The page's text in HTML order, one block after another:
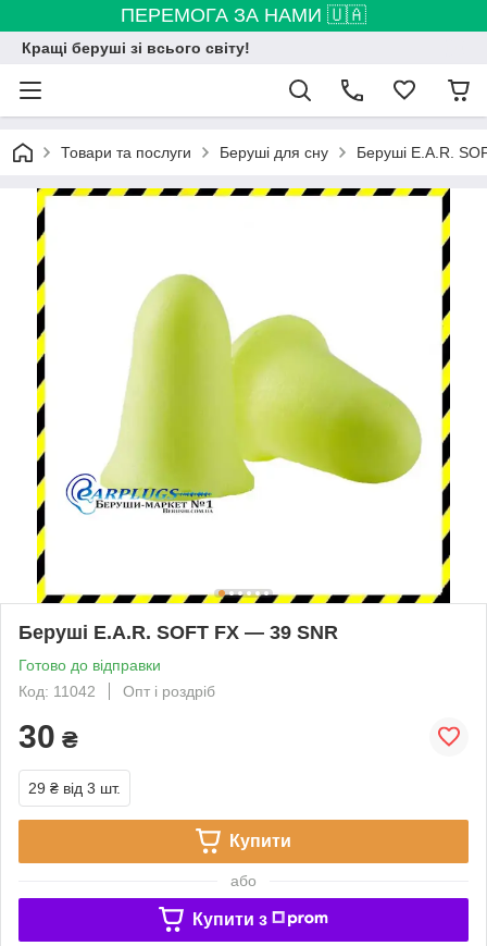
ПЕРЕМОГА ЗА НАМИ 🇺🇦
Кращі беруші зі всього світу!
Товари та послуги Беруші для сну Беруші E.A.R.
Беруші E.A.R. SOFT FX — 39 SNR
Готово до відправки
Код: 11042
Опт і роздріб
30 ₴
29 ₴ від 3 шт.
Купити
або
Купити з